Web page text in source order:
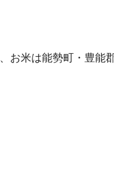
お米は能勢町・豊能